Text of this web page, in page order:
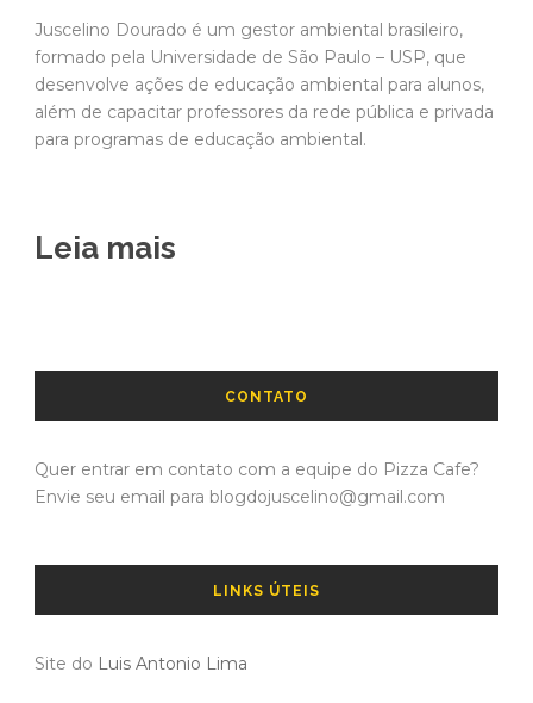
Juscelino Dourado é um gestor ambiental brasileiro,
formado pela Universidade de São Paulo – USP, que
desenvolve ações de educação ambiental para alunos,
além de capacitar professores da rede pública e privada
para programas de educação ambiental.
Leia mais
CONTATO
Quer entrar em contato com a equipe do Pizza Cafe?
Envie seu email para blogdojuscelino@gmail.com
LINKS ÚTEIS
Site do Luis Antonio Lima